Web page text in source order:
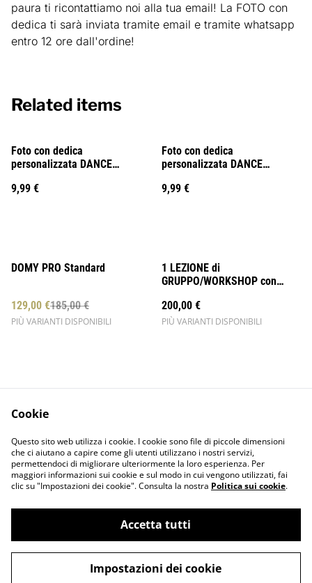
paura ti ricontattiamo noi alla tua email! La FOTO con
dedica ti sarà inviata tramite email e tramite whatsapp
entro 12 ore dall'ordine!
Related items
Foto con dedica
personalizzata DANCE
9,99 €
Foto con dedica
personalizzata DANCE
9,99 €
%
DOMY PRO Standard
129,00 €185,00 €
PIÙ VARIANTI DISPONIBILI
1 LEZIONE di
GRUPPO/WORKSHOP con
200,00 €
PIÙ VARIANTI DISPONIBILI
Contact Us
Legal Terms
Privacy Policy
Cookie Policy
©2026DANCE BILLIONAIRE - P.IVA 02924820901
powered by
Cookie
Questo sito web utilizza i cookie. I cookie sono file di piccole dimensioni
che ci aiutano a capire come gli utenti utilizzano i nostri servizi,
permettendoci di migliorare ulteriormente la loro esperienza. Per
maggiori informazioni sui cookie e sul modo in cui vengono utilizzati, fai
clic su "Impostazioni dei cookie". Consulta la nostra Politica sui cookie.
Accetta tutti
Impostazioni dei cookie